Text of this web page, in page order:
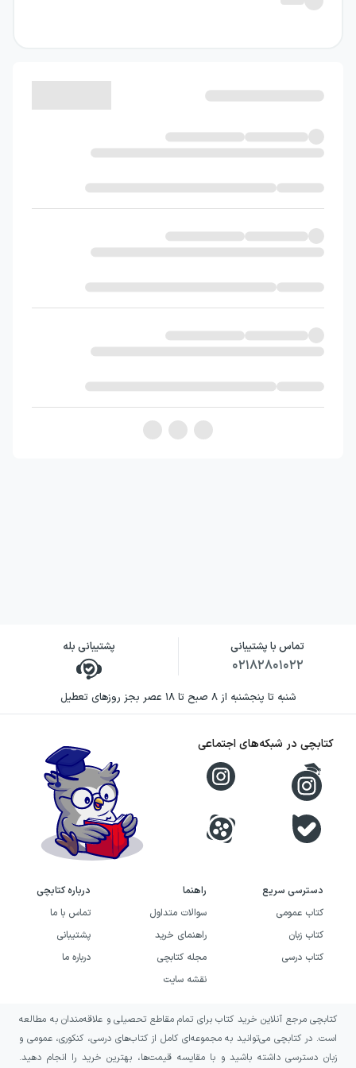
در سطح جهانی، پیشنهادی است. ضمن اینکه
عمر نویسندگی کری در آن سال‌ها سنجید، باید با
آثار تازه‌تر او نیز مقایسه‌اش کرد تا بتوان به
شمایی کلی از ویژگی‌های سبکی به‌خصوصِ این
نویسنده رسید؛ و قطعاً «خیکی‌ها در تاریخ» شاید
پیشروترین اثر او در طول نویسندگی‌اش باشد، اما
آینهٔ تمام نمای سالیان نویسندگی او نخواهد بود.
در مجموع کتاب پیشنهاد می‌شود.
تماس با پشتیبانی
۰۲۱۸۲۸۰۱۰۲۲
پشتیبانی بله
شنبه تا پنجشنبه از ۸ صبح تا ۱۸ عصر بجز روزهای تعطیل
دسترسی سریع
کتاب عمومی
کتاب زبان
کتاب درسی
راهنما
سوالات متداول
راهنمای خرید
مجله کتابچی
نقشه سایت
درباره کتابچی
تماس با ما
پشتیبانی
درباره ما
کتابچی در شبکه‌های اجتماعی
کتابچی مرجع آنلاین خرید کتاب برای تمام مقاطع تحصیلی و علاقه‌مندان به مطالعه
است. در کتابچی می‌توانید به مجموعه‌ای کامل از کتاب‌های درسی، کنکوری، عمومی و
زبان دسترسی داشته باشید و با مقایسه قیمت‌ها، بهترین خرید را انجام دهید.